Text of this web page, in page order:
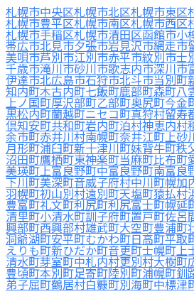
札幌市中央区札幌市北区札幌市東区
札幌市豊平区札幌市南区札幌市西区
札幌市手稲区札幌市清田区函館市小
帯広市北見市夕張市岩見沢市網走市
美唄市芦別市江別市赤平市紋別市士
千歳市滝川市砂川市歌志内市深川市
伊達市北広島市石狩市北斗市当別町
知内町木古内町七飯町鹿部町森町八
上ノ国町厚沢部町乙部町奥尻町今金
黒松内町蘭越町ニセコ町真狩村留寿
倶知安町共和町岩内町泊村神恵内村
余市町赤井川村南幌町奈井江町上砂
月形町浦臼町新十津川町妹背牛町秩
沼田町鷹栖町東神楽町当麻町比布町
美瑛町上富良野町中富良野町南富良
下川町美深町音威子府村中川町幌加
羽幌町初山別村遠別町天塩町猿払村
豊富町礼文町利尻町利尻富士町幌延
清里町小清水町訓子府町置戸町佐呂
興部町西興部村雄武町大空町豊浦町
洞爺湖町安平町むかわ町日高町平取
えりも町新ひだか町音更町士幌町上
清水町芽室町中札内村更別村大樹町
豊頃町本別町足寄町陸別町浦幌町釧
弟子屈町鶴居村白糠町別海町中標津